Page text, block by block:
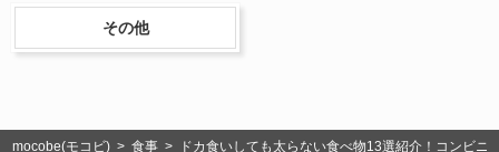
その他
mocobe(モコビ) >食事 > ドカ食いしても太らない食べ物13選紹介！コンビニ